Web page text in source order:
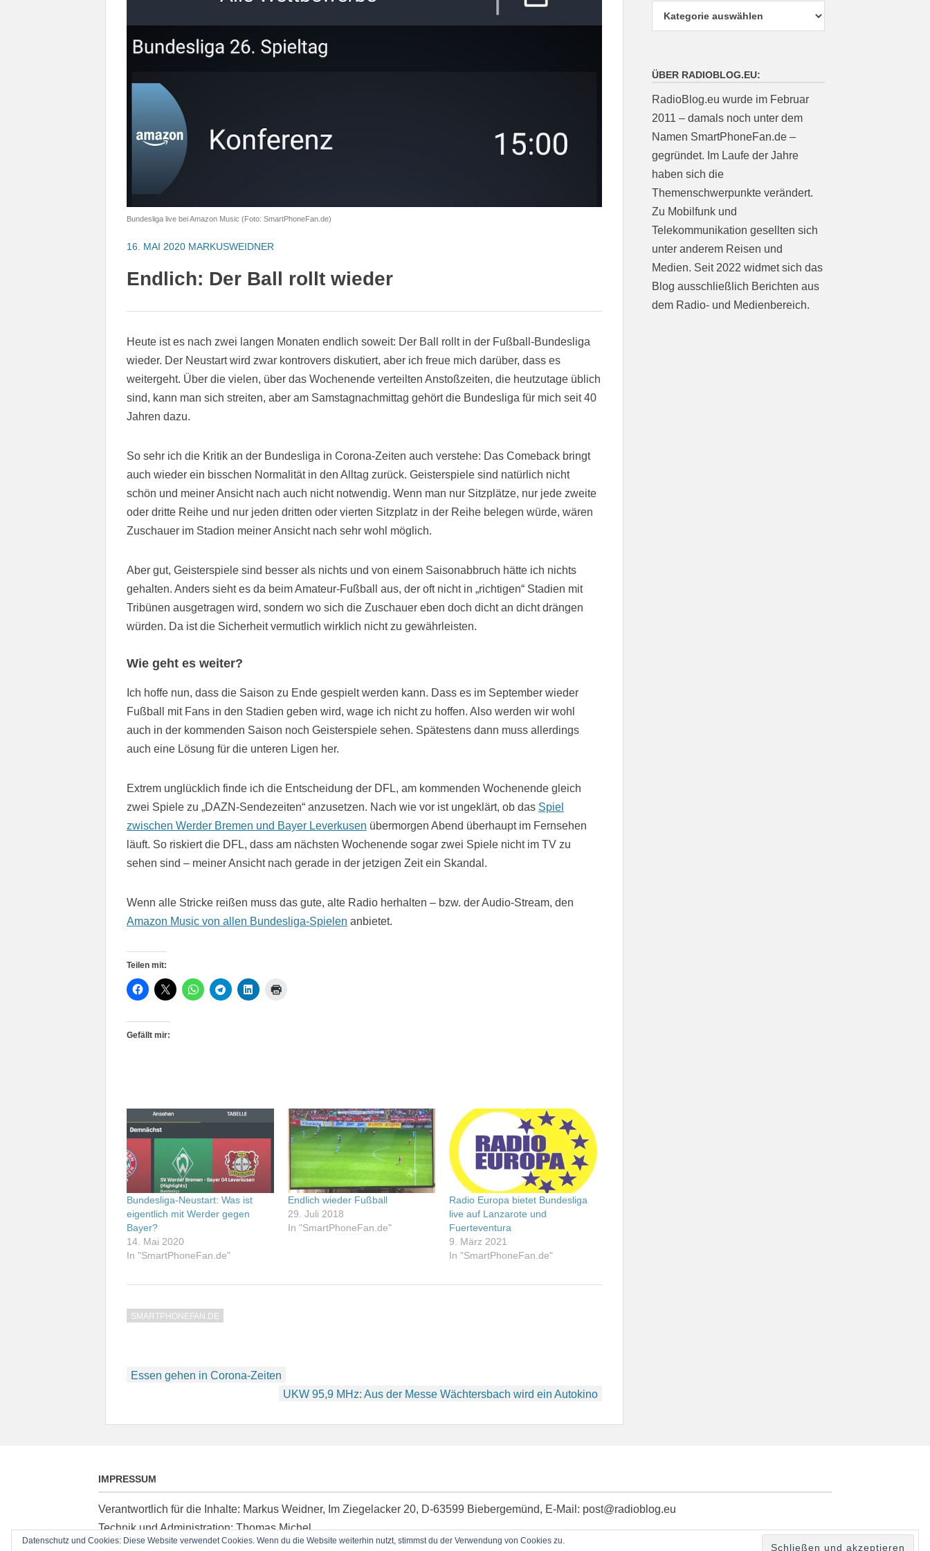
Bundesliga live bei Amazon Music (Foto: SmartPhoneFan.de)
16. MAI 2020 MARKUSWEIDNER
Endlich: Der Ball rollt wieder
Heute ist es nach zwei langen Monaten endlich soweit: Der Ball rollt in der Fußball-Bundesliga
wieder. Der Neustart wird zwar kontrovers diskutiert, aber ich freue mich darüber, dass es
weitergeht. Über die vielen, über das Wochenende verteilten Anstoßzeiten, die heutzutage üblich
sind, kann man sich streiten, aber am Samstagnachmittag gehört die Bundesliga für mich seit 40
Jahren dazu.
So sehr ich die Kritik an der Bundesliga in Corona-Zeiten auch verstehe: Das Comeback bringt
auch wieder ein bisschen Normalität in den Alltag zurück. Geisterspiele sind natürlich nicht
schön und meiner Ansicht nach auch nicht notwendig. Wenn man nur Sitzplätze, nur jede zweite
oder dritte Reihe und nur jeden dritten oder vierten Sitzplatz in der Reihe belegen würde, wären
Zuschauer im Stadion meiner Ansicht nach sehr wohl möglich.
Aber gut, Geisterspiele sind besser als nichts und von einem Saisonabbruch hätte ich nichts
gehalten. Anders sieht es da beim Amateur-Fußball aus, der oft nicht in „richtigen“ Stadien mit
Tribünen ausgetragen wird, sondern wo sich die Zuschauer eben doch dicht an dicht drängen
würden. Da ist die Sicherheit vermutlich wirklich nicht zu gewährleisten.
Wie geht es weiter?
Ich hoffe nun, dass die Saison zu Ende gespielt werden kann. Dass es im September wieder
Fußball mit Fans in den Stadien geben wird, wage ich nicht zu hoffen. Also werden wir wohl
auch in der kommenden Saison noch Geisterspiele sehen. Spätestens dann muss allerdings
auch eine Lösung für die unteren Ligen her.
Extrem unglücklich finde ich die Entscheidung der DFL, am kommenden Wochenende gleich
zwei Spiele zu „DAZN-Sendezeiten“ anzusetzen. Nach wie vor ist ungeklärt, ob das Spiel
zwischen Werder Bremen und Bayer Leverkusen übermorgen Abend überhaupt im Fernsehen
läuft. So riskiert die DFL, dass am nächsten Wochenende sogar zwei Spiele nicht im TV zu
sehen sind – meiner Ansicht nach gerade in der jetzigen Zeit ein Skandal.
Wenn alle Stricke reißen muss das gute, alte Radio herhalten – bzw. der Audio-Stream, den
Amazon Music von allen Bundesliga-Spielen anbietet.
Teilen mit:
Gefällt mir:
Bundesliga-Neustart: Was ist
eigentlich mit Werder gegen
Bayer?
14. Mai 2020
In "SmartPhoneFan.de"
Endlich wieder Fußball
29. Juli 2018
In "SmartPhoneFan.de"
Radio Europa bietet Bundesliga
live auf Lanzarote und
Fuerteventura
9. März 2021
In "SmartPhoneFan.de"
SMARTPHONEFAN.DE
Beitragsnavigation
Essen gehen in Corona-Zeiten
UKW 95,9 MHz: Aus der Messe Wächtersbach wird ein Autokino
ÜBER RADIOBLOG.EU:
RadioBlog.eu wurde im Februar
2011 – damals noch unter dem
Namen SmartPhoneFan.de –
gegründet. Im Laufe der Jahre
haben sich die
Themenschwerpunkte verändert.
Zu Mobilfunk und
Telekommunikation gesellten sich
unter anderem Reisen und
Medien. Seit 2022 widmet sich das
Blog ausschließlich Berichten aus
dem Radio- und Medienbereich.
IMPRESSUM
Verantwortlich für die Inhalte: Markus Weidner, Im Ziegelacker 20, D-63599 Biebergemünd, E-Mail: post@radioblog.eu
Technik und Administration: Thomas Michel
Datenschutz und Cookies: Diese Website verwendet Cookies. Wenn du die Website weiterhin nutzt, stimmst du der Verwendung von Cookies zu.